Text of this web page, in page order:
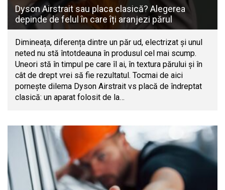
Dyson Airstrait sau placa clasică? Alegerea
depinde de felul în care îți aranjezi părul
Dimineața, diferența dintre un păr ud, electrizat și unul
neted nu stă întotdeauna în produsul cel mai scump.
Uneori stă în timpul pe care îl ai, în textura părului și în
cât de drept vrei să fie rezultatul. Tocmai de aici
pornește dilema Dyson Airstrait vs placă de îndreptat
clasică: un aparat folosit de la…